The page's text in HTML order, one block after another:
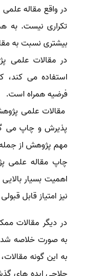
در واقع مقاله
تکراری نیست. به
بیشتری نسبت به
در مقالات علمی
استفاده می
فرضیه همراه است.
مقالات علمی
پذیرش و چاپ می
مهم پژوهش از
چاپ مقاله علمی
اهمیت بسیار
نیز امتیاز قابل
در دیگر مقالات
به صورت خلاصه
به این گونه